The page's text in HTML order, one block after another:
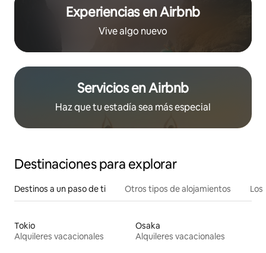
Experiencias en Airbnb
Vive algo nuevo
Servicios en Airbnb
Haz que tu estadía sea más especial
Destinaciones para explorar
Destinos a un paso de ti Otros tipos de alojamientos
Tokio
Alquileres vacacionales
Osaka
Alquileres vacacionales